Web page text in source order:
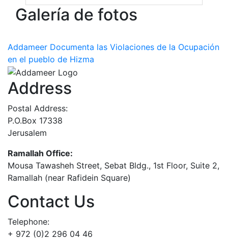
Galería de fotos
Addameer Documenta las Violaciones de la Ocupación
en el pueblo de Hizma
Address
Postal Address:
P.O.Box 17338
Jerusalem
Ramallah Office:
Mousa Tawasheh Street, Sebat Bldg., 1st Floor, Suite 2,
Ramallah (near Rafidein Square)
Contact Us
Telephone:
+ 972 (0)2 296 04 46